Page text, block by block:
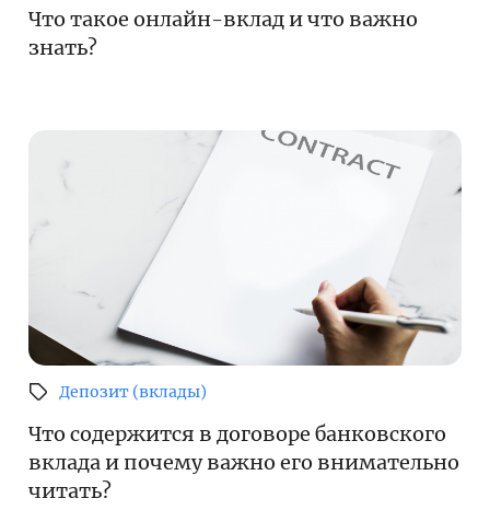
Что такое онлайн-вклад и что важно
знать?
Депозит (вклады)
Что содержится в договоре банковского
вклада и почему важно его внимательно
читать?